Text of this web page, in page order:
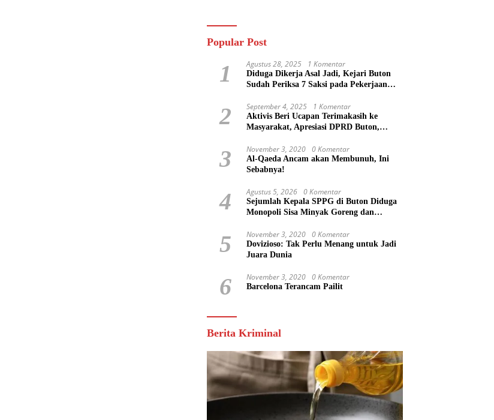
Popular Post
1 Agustus 28, 2025 1 Komentar
Diduga Dikerja Asal Jadi, Kejari Buton
Sudah Periksa 7 Saksi pada Pekerjaan
Capai Rp 100 Juta Lebih
2 September 4, 2025 1 Komentar
Aktivis Beri Ucapan Terimakasih ke
Masyarakat, Apresiasi DPRD Buton,
3 November 3, 2020 0 Komentar
Al-Qaeda Ancam akan Membunuh, Ini
Sebabnya!
4 Agustus 5, 2026 0 Komentar
Sejumlah Kepala SPPG di Buton Diduga
Monopoli Sisa Minyak Goreng dan
Pribadi
5 November 3, 2020 0 Komentar
Dovizioso: Tak Perlu Menang untuk Jadi
Juara Dunia
6 November 3, 2020 0 Komentar
Barcelona Terancam Pailit
Berita Kriminal